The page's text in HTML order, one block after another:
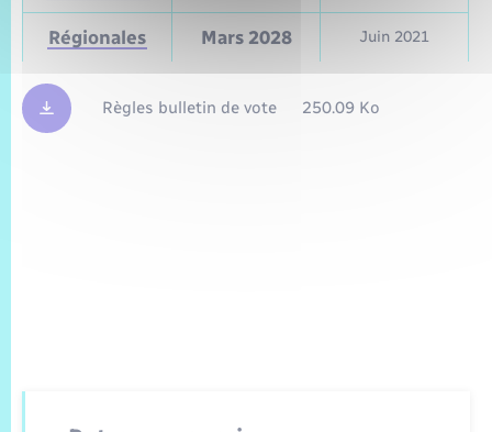
Régionales Mars 2028 Juin 2021
Règles bulletin de vote 250.09 Ko